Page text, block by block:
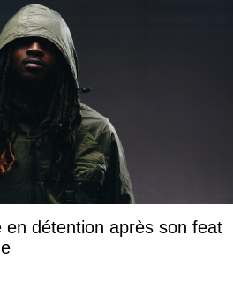
en détention après son feat